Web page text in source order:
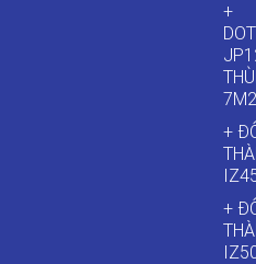
+
7M2
+
+